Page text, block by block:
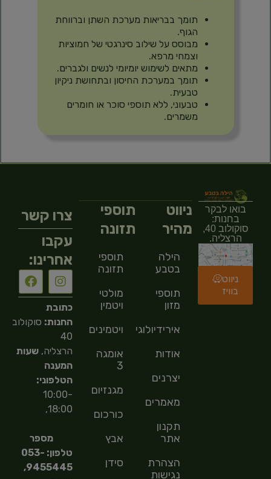
תומך בבריאות מערכת השתן וברווחת
הגוף.
מבוסס על שילוב סינרגטי של חמוציות
וצמחי מרפא.
מתאים לשימוש יומיומי לנשים ולגברים.
תומך במערכת החיסון ובתחושת ניקיון
טבעית.
טבעוני, ללא תוספי סוכר או חומרים
משמרים.
בואו לבקר
בחנות:
סוקולוב 40,
הרצליה.
ניווט
בוויז
ניווט
מהיר
הילה
בטבע
תוספי
מזון
אירידיולוגיה
אודות
יצרנים
מאמרים
תקנון
אתר
הצהרת
נגישות
תוספי
תזונה
תוספי
תזונה
מולטי
ויטמין
ויטמינים
אומגה
3
מגנזיום
כורכום
אבץ
סידן
צרו קשר
עקבו
אחרינו:
כתובת
החנות: סוקולוב
40
הרצליה,שעות
המענה
הטלפוני:
10:00-
18:00,
מספר
טלפון: 053-
9455445,